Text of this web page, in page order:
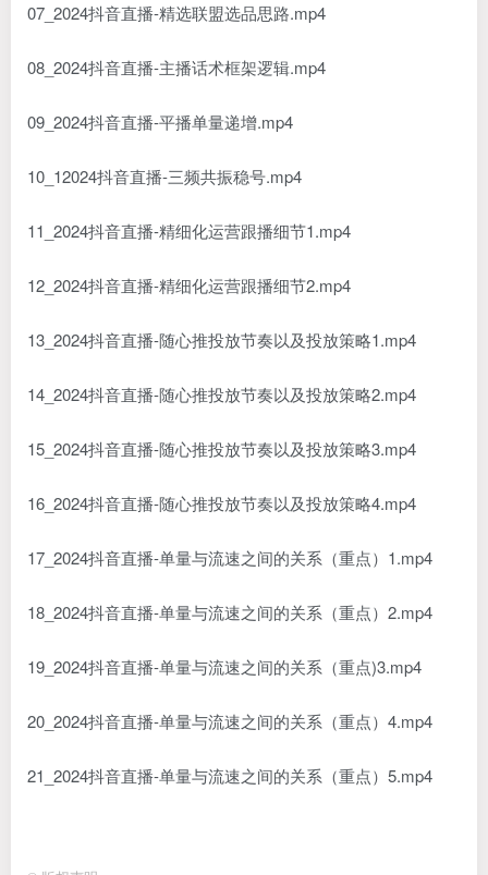
07_2024抖音直播-精选联盟选品思路.mp4
08_2024抖音直播-主播话术框架逻辑.mp4
09_2024抖音直播-平播单量递增.mp4
10_12024抖音直播-三频共振稳号.mp4
11_2024抖音直播-精细化运营跟播细节1.mp4
12_2024抖音直播-精细化运营跟播细节2.mp4
13_2024抖音直播-随心推投放节奏以及投放策略1.mp4
14_2024抖音直播-随心推投放节奏以及投放策略2.mp4
15_2024抖音直播-随心推投放节奏以及投放策略3.mp4
16_2024抖音直播-随心推投放节奏以及投放策略4.mp4
17_2024抖音直播-单量与流速之间的关系（重点）1.mp4
18_2024抖音直播-单量与流速之间的关系（重点）2.mp4
19_2024抖音直播-单量与流速之间的关系（重点)3.mp4
20_2024抖音直播-单量与流速之间的关系（重点）4.mp4
21_2024抖音直播-单量与流速之间的关系（重点）5.mp4